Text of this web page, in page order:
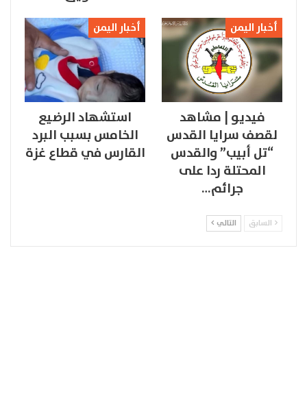
أخبار اليمن
فيديو | مشاهد
لقصف سرايا القدس
“تل أبيب” والقدس
المحتلة ردا على
جرائم…
أخبار اليمن
استشهاد الرضيع
الخامس بسبب البرد
القارس في قطاع غزة
السابق التالي